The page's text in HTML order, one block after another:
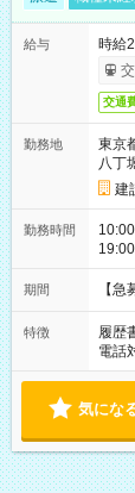
給与
時給
交通
勤務地
東京
八丁
建
勤務時間
期間 【
特徴 履歴
電話
気にな